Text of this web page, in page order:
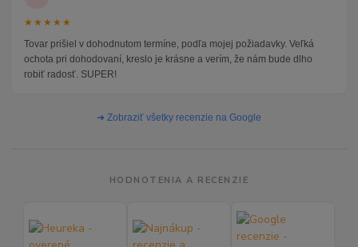
★★★★★
Tovar prišiel v dohodnutom termíne, podľa mojej požiadavky. Veľká
ochota pri dohodovaní, kreslo je krásne a verím, že nám bude dlho
robiť radosť. SUPER!
➜ Zobraziť všetky recenzie na Google
HODNOTENIA A RECENZIE